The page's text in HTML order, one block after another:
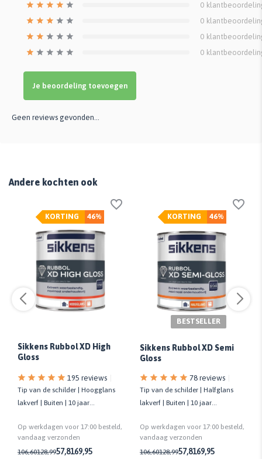
0
0
0
0
Je beoordeling toevoegen
Geen reviews gevonden...
Andere kochten ook
46%
KORTING
Sikkens Rubbol XD High
Gloss
195 reviews
Tip van de schilder | Hoogglans
lakverf | Buiten | 10 jaar
Op werkdagen voor 17:00 besteld,
vandaag verzonden
106,60128,9957,8169,95
46%
KORTING
BESTSELLER
Sikkens Rubbol XD Semi
Gloss
78 reviews
Tip van de schilder | Halfglans
lakverf | Buiten | 10 jaar
Op werkdagen voor 17:00 besteld,
vandaag verzonden
106,60128,9957,8169,95